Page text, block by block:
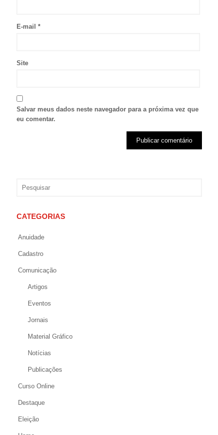
E-mail *
Site
Salvar meus dados neste navegador para a próxima vez que
eu comentar.
CATEGORIAS
Anuidade
Cadastro
Comunicação
Artigos
Eventos
Jornais
Material Gráfico
Notícias
Publicações
Curso Online
Destaque
Eleição